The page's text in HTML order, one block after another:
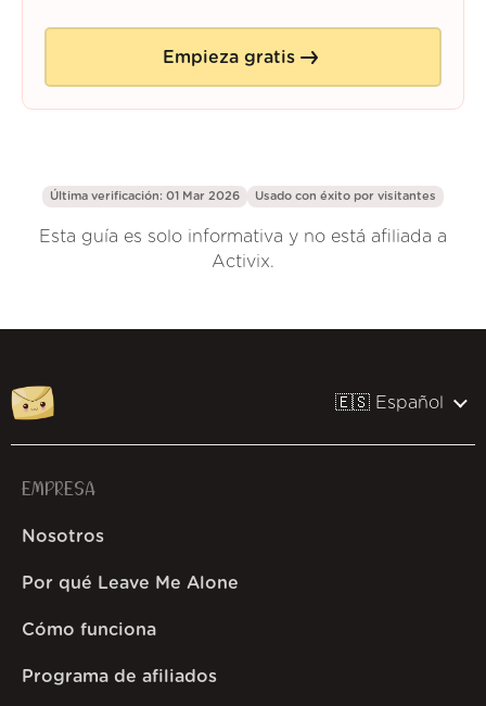
Empieza gratis
Última verificación: 01 Mar 2026 Usado con éxito por visitantes
Esta guía es solo informativa y no está afiliada a
Activix.
🇪🇸 Español
EMPRESA
Nosotros
Por qué Leave Me Alone
Cómo funciona
Programa de afiliados